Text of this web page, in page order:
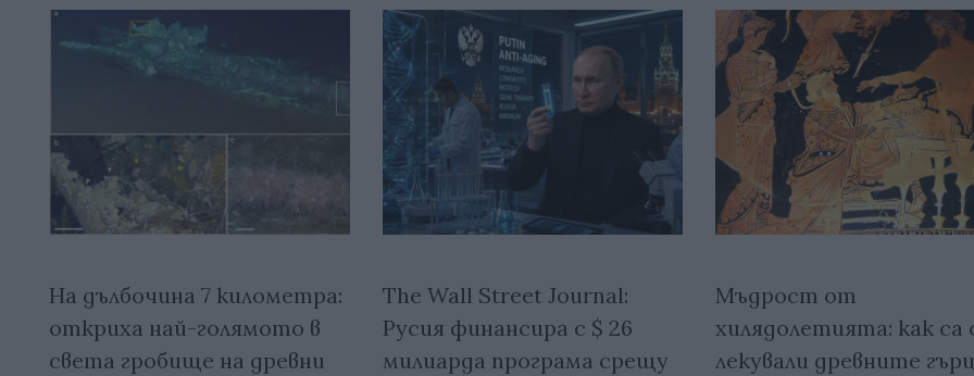
На дълбочина 7 километра:
откриха най-голямото в
света гробище на древни
The Wall Street Journal:
Русия финансира с $ 26
милиарда програма срещу
Мъдрост от
хилядолетията: как са
лекували древните